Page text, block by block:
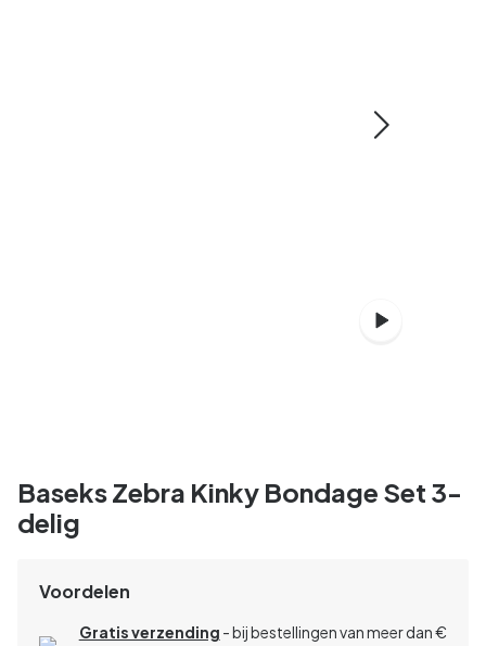
Baseks Zebra Kinky Bondage Set 3-
delig
Voordelen
Gratis verzending - bij bestellingen van meer dan €